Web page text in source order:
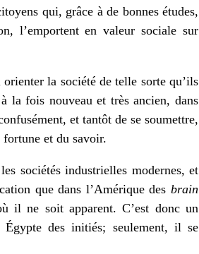
qui, grâce à de bonnes études,
l’emportent en valeur sociale sur
la société de telle sorte qu’ils
la fois nouveau et très ancien, dans
et tantôt de se soumettre,
et du savoir.
sociétés industrielles modernes, et
que dans l’Amérique des brain
il ne soit apparent. C’est donc un
Égypte des initiés; seulement, il se